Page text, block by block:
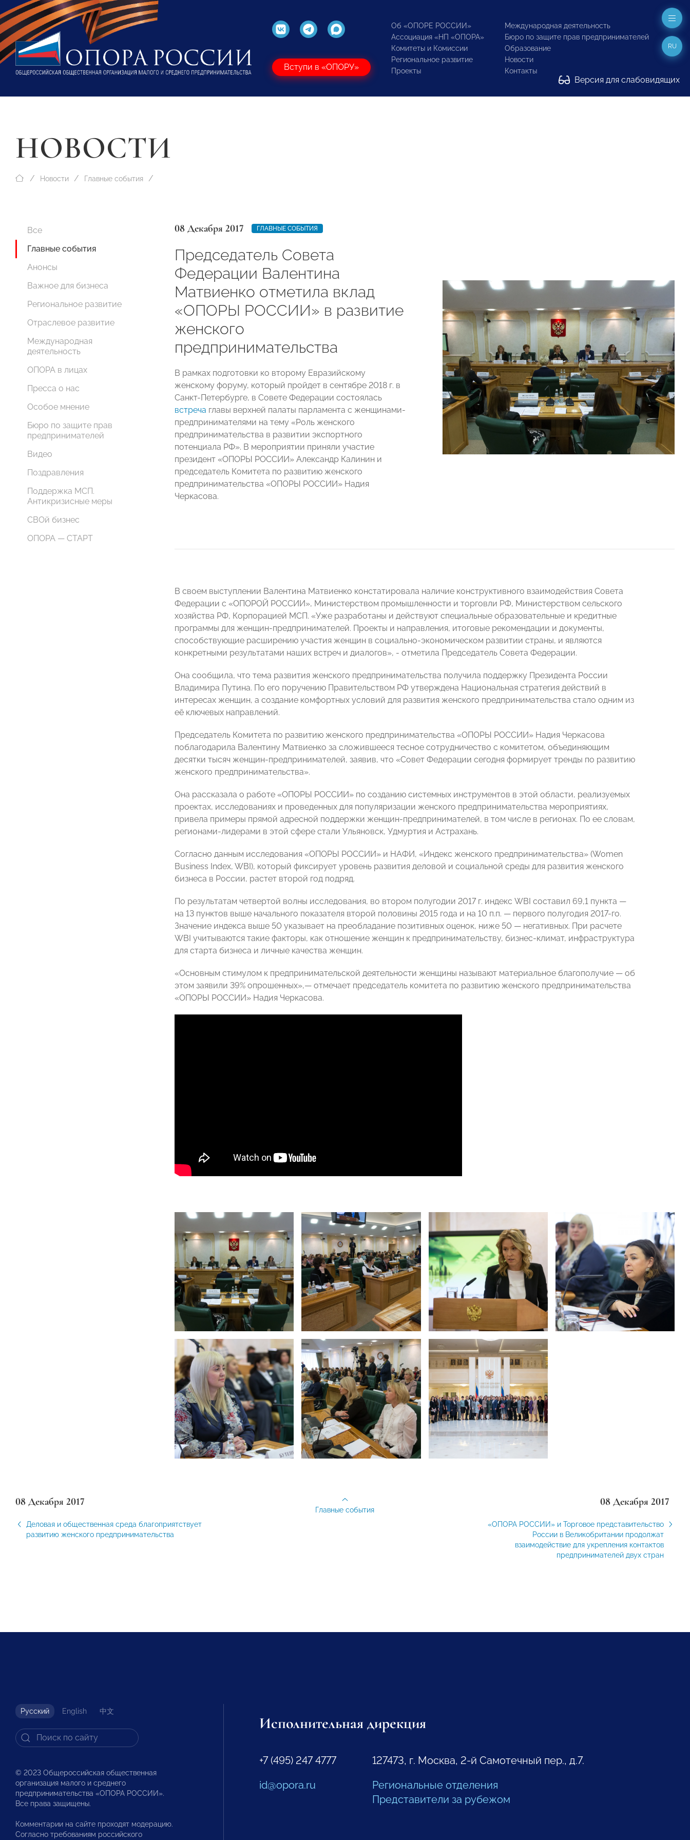
Вступи в «ОПОРУ»
Об «ОПОРЕ РОССИИ»
Ассоциация «НП «ОПОРА»
Комитеты и Комиссии
Региональное развитие
Проекты
Международная деятельность
Бюро по защите прав предпринимателей
Образование
Новости
Контакты
Версия для слабовидящих
RU
НОВОСТИ
Новости Главные события
Все
Главные события
Анонсы
Важное для бизнеса
Региональное развитие
Отраслевое развитие
Международная
деятельность
ОПОРА в лицах
Пресса о нас
Особое мнение
Бюро по защите прав
предпринимателей
Видео
Поздравления
Поддержка МСП.
Антикризисные меры
СВОй бизнес
ОПОРА — СТАРТ
08 Декабря 2017 ГЛАВНЫЕ СОБЫТИЯ
Председатель Совета
Федерации Валентина
Матвиенко отметила вклад
«ОПОРЫ РОССИИ» в развитие
женского
предпринимательства
В рамках подготовки ко второму Евразийскому
женскому форуму, который пройдет в сентябре 2018 г. в
Санкт-Петербурге, в Совете Федерации состоялась
встреча главы верхней палаты парламента с женщинами-
предпринимателями на тему «Роль женского
предпринимательства в развитии экспортного
потенциала РФ». В мероприятии приняли участие
президент «ОПОРЫ РОССИИ» Александр Калинин и
председатель Комитета по развитию женского
предпринимательства «ОПОРЫ РОССИИ» Надия
Черкасова.
В своем выступлении Валентина Матвиенко констатировала наличие конструктивного взаимодействия Совета
Федерации с «ОПОРОЙ РОССИИ», Министерством промышленности и торговли РФ, Министерством сельского
хозяйства РФ, Корпорацией МСП. «Уже разработаны и действуют специальные образовательные и кредитные
программы для женщин-предпринимателей. Проекты и направления, итоговые рекомендации и документы,
способствующие расширению участия женщин в социально-экономическом развитии страны, и являются
конкретными результатами наших встреч и диалогов», - отметила Председатель Совета Федерации.
Она сообщила, что тема развития женского предпринимательства получила поддержку Президента России
Владимира Путина. По его поручению Правительством РФ утверждена Национальная стратегия действий в
интересах женщин, а создание комфортных условий для развития женского предпринимательства стало одним из
её ключевых направлений.
Председатель Комитета по развитию женского предпринимательства «ОПОРЫ РОССИИ» Надия Черкасова
поблагодарила Валентину Матвиенко за сложившееся тесное сотрудничество с комитетом, объединяющим
десятки тысяч женщин-предпринимателей, заявив, что «Совет Федерации сегодня формирует тренды по развитию
женского предпринимательства».
Она рассказала о работе «ОПОРЫ РОССИИ» по созданию системных инструментов в этой области, реализуемых
проектах, исследованиях и проведенных для популяризации женского предпринимательства мероприятиях,
привела примеры прямой адресной поддержки женщин-предпринимателей, в том числе в регионах. По ее словам,
регионами-лидерами в этой сфере стали Ульяновск, Удмуртия и Астрахань.
Согласно данным исследования «ОПОРЫ РОССИИ» и НАФИ, «Индекс женского предпринимательства» (Women
Business Index, WBI), который фиксирует уровень развития деловой и социальной среды для развития женского
бизнеса в России, растет второй год подряд.
По результатам четвертой волны исследования, во втором полугодии 2017 г. индекс WBI составил 69,1 пункта —
на 13 пунктов выше начального показателя второй половины 2015 года и на 10 п.п. — первого полугодия 2017-го.
Значение индекса выше 50 указывает на преобладание позитивных оценок, ниже 50 — негативных. При расчете
WBI учитываются такие факторы, как отношение женщин к предпринимательству, бизнес-климат, инфраструктура
для старта бизнеса и личные качества женщин.
«Основным стимулом к предпринимательской деятельности женщины называют материальное благополучие — об
этом заявили 39% опрошенных»,— отмечает председатель комитета по развитию женского предпринимательства
«ОПОРЫ РОССИИ» Надия Черкасова.
08 Декабря 2017
Деловая и общественная среда благоприятствует
развитию женского предпринимательства
08 Декабря 2017
«ОПОРА РОССИИ» и Торговое представительство
России в Великобритании продолжат
взаимодействие для укрепления контактов
предпринимателей двух стран
Главные события
Русский English 中文
© 2023 Общероссийская общественная
организация малого и среднего
предпринимательства «ОПОРА РОССИИ».
Все права защищены.
Комментарии на сайте проходят модерацию.
Согласно требованиям российского
Исполнительная дирекция
+7 (495) 247 4777
id@opora.ru
127473, г. Москва, 2-й Самотечный пер., д.7.
Региональные отделения
Представители за рубежом